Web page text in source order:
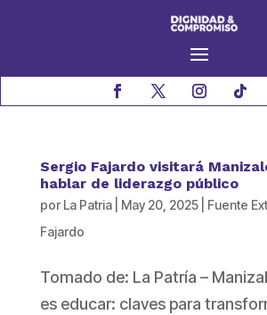
Sergio Fajardo visitará
hablar de liderazgo público
por La Patria| May 20, 2025| Fuente
Fajardo
Tomado de: La Patría –
es educar: claves para